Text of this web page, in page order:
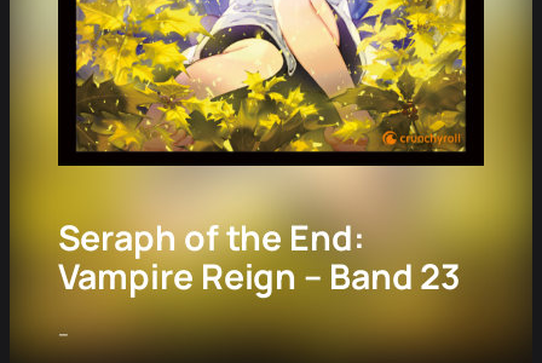
Seraph of the End:
Vampire Reign – Band 23
–